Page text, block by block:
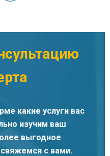
какие услуги вас
изучим ваш
выгодное
с вами.